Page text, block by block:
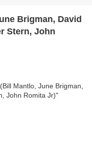
Brigman, David
Stern, John